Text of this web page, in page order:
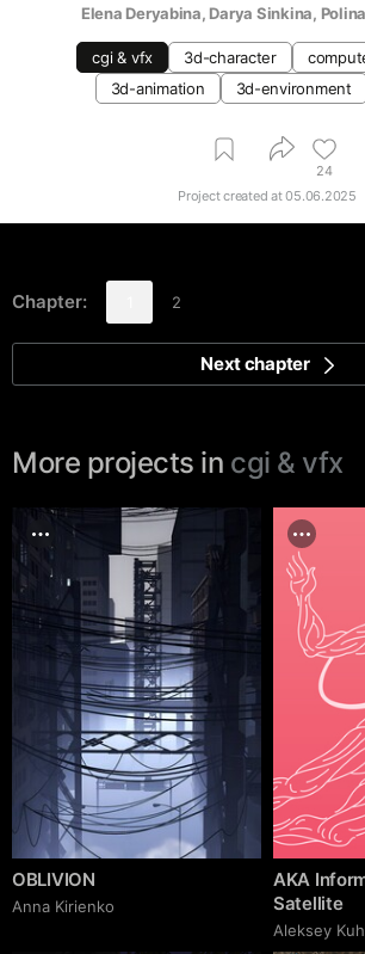
Elena Deryabina, Darya Sinkina,
cgi & vfx 3d-character
3d-animation
3d-environment
24
Project created at05.06.2025
Chapter: 2
Next chapter
More projects in cgi & vfx
OBLIVION
Anna Kirienko
AKA
Satellite
Aleksey